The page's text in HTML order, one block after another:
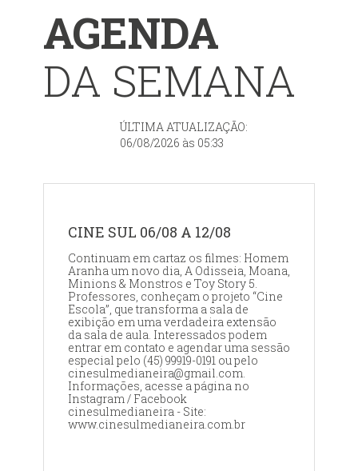
AGENDA
DA SEMANA
ÚLTIMA ATUALIZAÇÃO:
06/08/2026 às 05:33
CINE SUL 06/08 A 12/08
Continuam em cartaz os filmes: Homem
Aranha um novo dia, A Odisseia, Moana,
Minions & Monstros e Toy Story 5.
Professores, conheçam o projeto “Cine
Escola”, que transforma a sala de
exibição em uma verdadeira extensão
da sala de aula. Interessados podem
entrar em contato e agendar uma sessão
especial pelo (45) 99919-0191 ou pelo
cinesulmedianeira@gmail.com.
Informações, acesse a página no
Instagram / Facebook
cinesulmedianeira - Site:
www.cinesulmedianeira.com.br